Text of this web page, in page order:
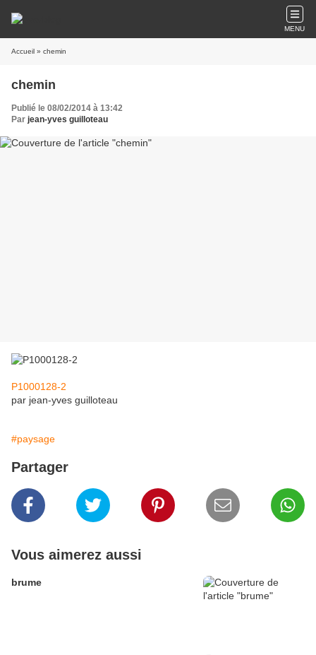
MENU
Accueil » chemin
chemin
Publié le 08/02/2014 à 13:42
Par jean-yves guilloteau
P1000128-2
par jean-yves guilloteau
#paysage
Partager
Vous aimerez aussi
brume